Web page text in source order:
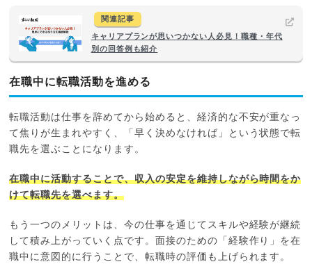
関連記事
キャリアプランが思いつかない人必見！職種・年代
別の回答例も紹介
在職中に転職活動を進める
転職活動は仕事を辞めてから始めると、経済的な不安が重なっ
て焦りが生まれやすく、「早く決めなければ」という状態で転
職先を選ぶことになります。
在職中に活動することで、収入の安定を維持しながら時間をか
けて転職先を選べます。
もう一つのメリットは、今の仕事を通じてスキルや経験が継続
して積み上がっていく点です。面接のための「経験作り」を在
職中に意図的に行うことで、転職時の評価も上げられます。